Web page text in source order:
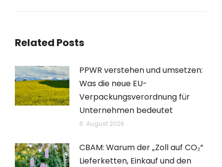
Related Posts
PPWR verstehen und umsetzen:
Was die neue EU-
Verpackungsverordnung für
Unternehmen bedeutet
6. August 2026
CBAM: Warum der „Zoll auf CO₂“
Lieferketten, Einkauf und den